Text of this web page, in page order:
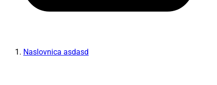
Naslovnica asdasd